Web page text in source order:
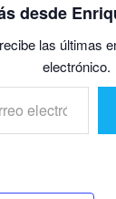
desde
las últimas
electrónico.